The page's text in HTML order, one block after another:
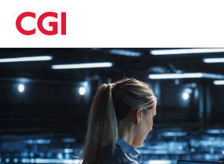
Skip
to
main
content